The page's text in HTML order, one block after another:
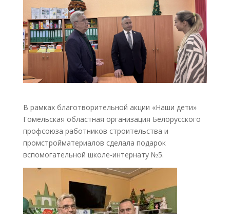
В рамках благотворительной акции «Наши дети»
Гомельская областная организация Белорусского
профсоюза работников строительства и
промстройматериалов сделала подарок
вспомогательной школе-интернату №5.